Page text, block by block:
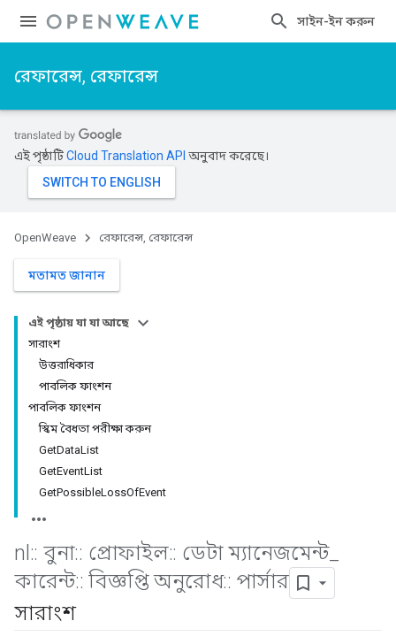
সাইন-ইন করুন
রেফারেন্স, রেফারেন্স
এই পৃষ্ঠাটিCloud Translation API অনুবাদ করেছে।
OpenWeave রেফারেন্স, রেফারেন্স
মতামত জানান
এই পৃষ্ঠায় যা যা আছে
সারাংশ
উত্তরাধিকার
পাবলিক ফাংশন
পাবলিক ফাংশন
স্কিম বৈধতা পরীক্ষা করুন
GetDataList
GetEventList
GetPossibleLossOfEvent
nl :: বুনা:: প্রোফাইল:: ডেটা ম্যানেজমেন্ট_
কারেন্ট:: বিজ্ঞপ্তি অনুরোধ:: পার্সার
সারাংশ